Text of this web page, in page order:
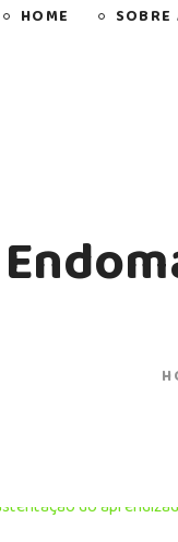
HOME SOBRE